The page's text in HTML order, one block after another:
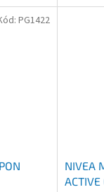
PG1422
NIVEA